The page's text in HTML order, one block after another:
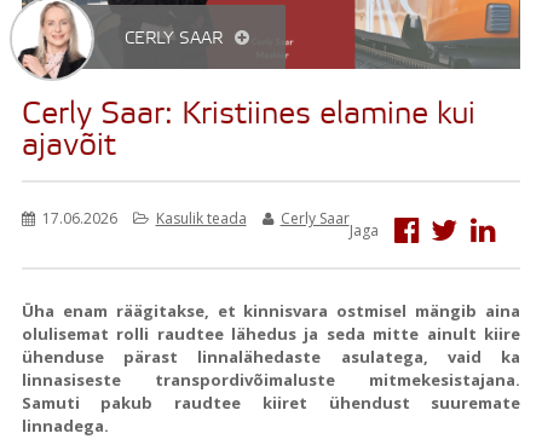
CERLY SAAR
Cerly Saar: Kristiines elamine kui
ajavõit
17.06.2026 Kasulik teada Cerly Saar
Jaga
Üha enam räägitakse, et kinnisvara ostmisel mängib aina
olulisemat rolli raudtee lähedus ja seda mitte ainult kiire
ühenduse pärast linnalähedaste asulatega, vaid ka
linnasiseste transpordivõimaluste mitmekesistajana.
Samuti pakub raudtee kiiret ühendust suuremate
linnadega.